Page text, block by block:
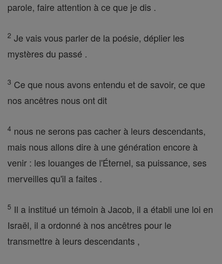
parole, faire attention à ce que je dis .
2 Je vais vous parler de la poésie, déplier les
mystères du passé .
3 Ce que nous avons entendu et de savoir, ce que
nos ancêtres nous ont dit
4 nous ne serons pas cacher à leurs descendants,
mais nous allons dire à une génération encore à
venir : les louanges de l'Éternel, sa puissance, ses
merveilles qu'il a faites .
5 Il a institué un témoin à Jacob, il a établi une loi en
Israël, il a ordonné à nos ancêtres pour le
transmettre à leurs descendants ,